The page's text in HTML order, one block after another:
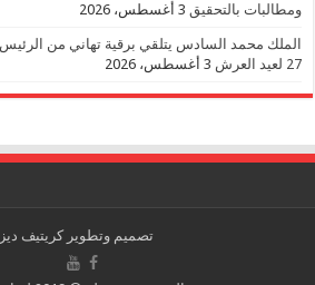
ومطالبات بالتحقيق 3 أغسطس، 2026
الملك محمد السادس يتلقي برقية تهاني من
27 لعيد العرش
3 أغسطس، 2026
تصميم وتطويركريتيف